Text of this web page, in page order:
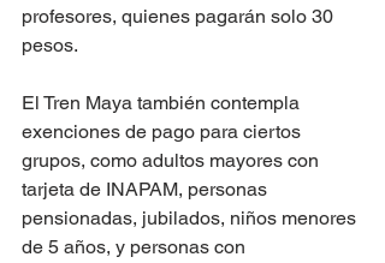
profesores, quienes pagarán solo 30
pesos.
El Tren Maya también contempla
exenciones de pago para ciertos
grupos, como adultos mayores con
tarjeta de INAPAM, personas
pensionadas, jubilados, niños menores
de 5 años, y personas con